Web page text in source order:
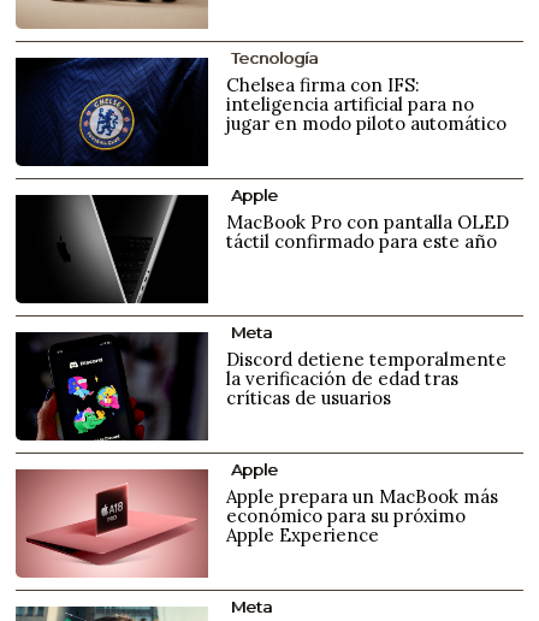
Tecnología
Chelsea firma con IFS:
inteligencia artificial para no
jugar en modo piloto automático
Apple
MacBook Pro con pantalla OLED
táctil confirmado para este año
Meta
Discord detiene temporalmente
la verificación de edad tras
críticas de usuarios
Apple
Apple prepara un MacBook más
económico para su próximo
Apple Experience
Meta